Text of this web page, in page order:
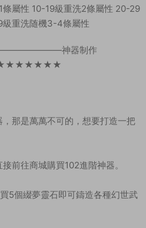
屬性 10-19級重洗2條屬性 20-29
重洗随機3-4條屬性
神器制作
那是萬萬不可的，想要打造一把
前往商城購買102進階神器。
5個綴夢靈石即可鑄造各種幻世武